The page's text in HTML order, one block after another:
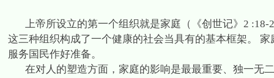
上帝所设立的第一个组织就是家庭（《创世记》 2 :18-
这三种组织构成了一个健康的社会当具有的基本框架。
家
服务国民作好准备。
在对人的塑造方面，家庭的影响是最最重要、独一无